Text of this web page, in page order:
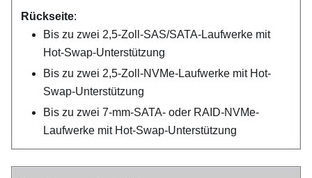
Rückseite:
Bis zu zwei 2,5-Zoll-SAS/SATA-Laufwerke mit
Hot-Swap-Unterstützung
Bis zu zwei 2,5-Zoll-NVMe-Laufwerke mit Hot-
Swap-Unterstützung
Bis zu zwei 7-mm-SATA- oder RAID-NVMe-
Laufwerke mit Hot-Swap-Unterstützung